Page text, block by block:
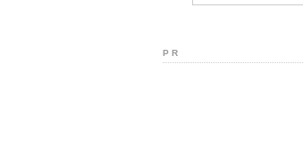
P R